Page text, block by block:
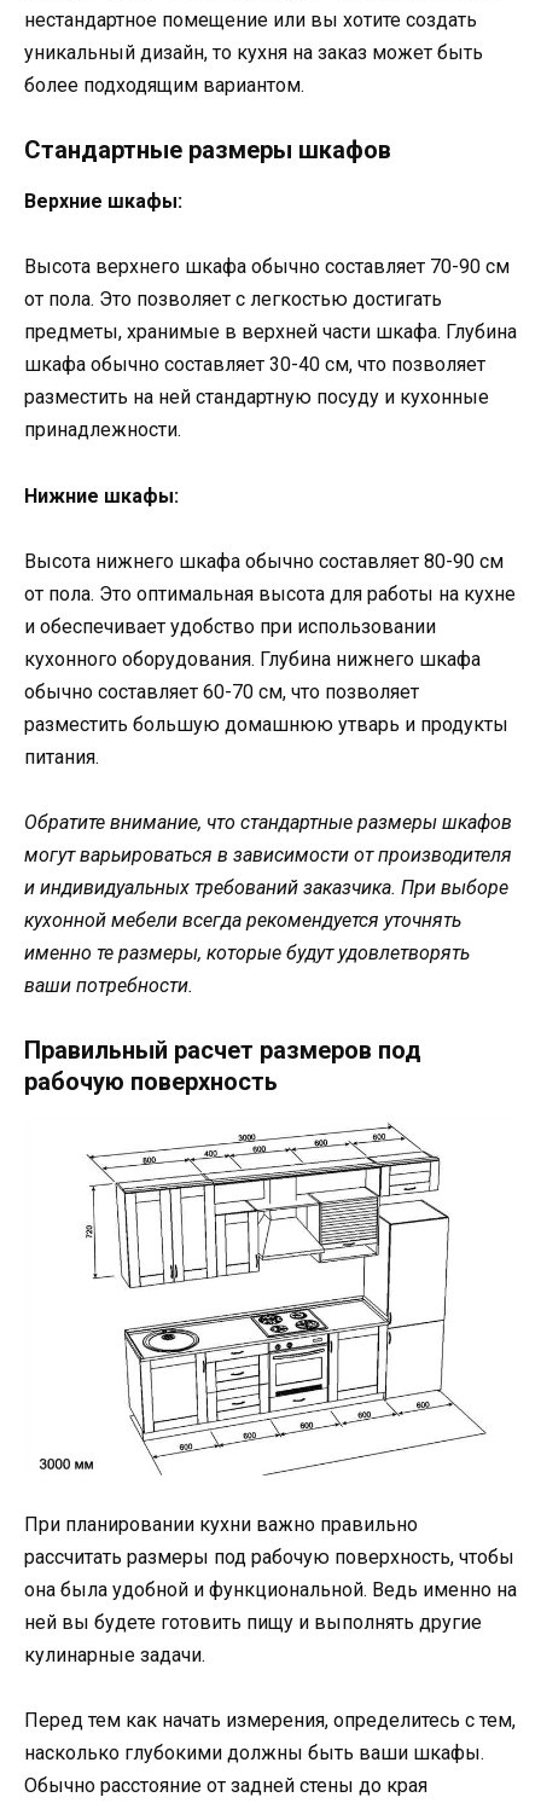
нестандартное помещение или вы хотите создать
уникальный дизайн, то кухня на заказ может быть
более подходящим вариантом.
Стандартные размеры шкафов
Верхние шкафы:
Высота верхнего шкафа обычно составляет 70-90 см
от пола. Это позволяет с легкостью достигать
предметы, хранимые в верхней части шкафа. Глубина
шкафа обычно составляет 30-40 см, что позволяет
разместить на ней стандартную посуду и кухонные
принадлежности.
Нижние шкафы:
Высота нижнего шкафа обычно составляет 80-90 см
от пола. Это оптимальная высота для работы на кухне
и обеспечивает удобство при использовании
кухонного оборудования. Глубина нижнего шкафа
обычно составляет 60-70 см, что позволяет
разместить большую домашнюю утварь и продукты
питания.
Обратите внимание, что стандартные размеры шкафов
могут варьироваться в зависимости от производителя
и индивидуальных требований заказчика. При выборе
кухонной мебели всегда рекомендуется уточнять
именно те размеры, которые будут удовлетворять
ваши потребности.
Правильный расчет размеров под
рабочую поверхность
При планировании кухни важно правильно
рассчитать размеры под рабочую поверхность, чтобы
она была удобной и функциональной. Ведь именно на
ней вы будете готовить пищу и выполнять другие
кулинарные задачи.
Перед тем как начать измерения, определитесь с тем,
насколько глубокими должны быть ваши шкафы.
Обычно расстояние от задней стены до края